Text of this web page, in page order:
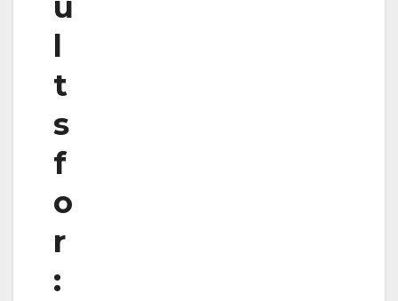
u
l
t
s
f
o
r
: